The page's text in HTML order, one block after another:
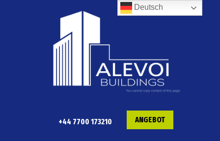
+44 7700 173210 ANGEBOT
Deutsch